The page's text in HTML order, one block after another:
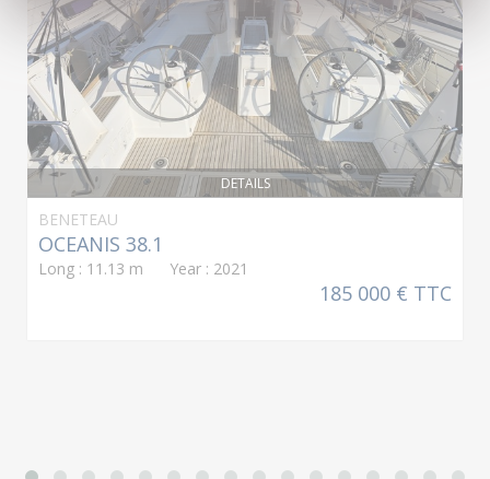
DETAILS
BENETEAU
OCEANIS 38.1
Long : 11.13 m Year : 2021
185 000 € TTC